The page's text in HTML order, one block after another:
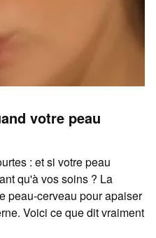
votre peau
: et si votre peau
qu'à vos soins ? La
peau-cerveau pour apaiser
Voici ce que dit vraiment